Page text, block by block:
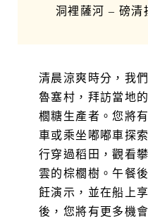
洞裡薩河 – 磅清
清晨涼爽時分，我
魯塞村，拜訪當地
櫚糖生產者。您將
車或乘坐嘟嘟車​​探
行穿過稻田，觀看
雲的棕櫚樹。午餐
飪演示，並在船上
後，您將有更多機